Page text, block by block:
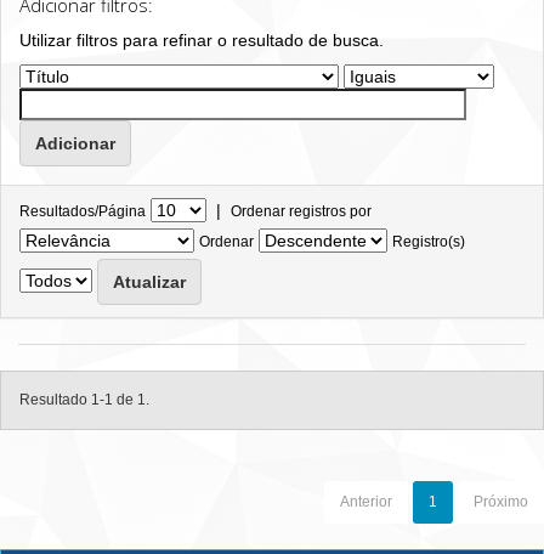
Adicionar filtros:
Utilizar filtros para refinar o resultado de busca.
Resultados/Página | Ordenar registros por
Ordenar
Registro(s)
Resultado 1-1 de 1.
Anterior 1 Próximo